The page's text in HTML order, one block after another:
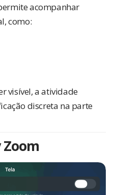
acompanhar
como:
visível, a atividade
discreta na parte